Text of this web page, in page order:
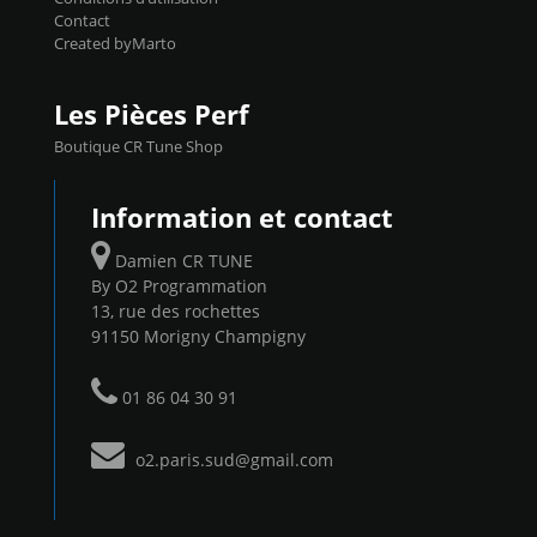
Contact
Created byMarto
Les Pièces Perf
Boutique CR Tune Shop
Information et contact
Damien CR TUNE
By O2 Programmation
13, rue des rochettes
91150 Morigny Champigny
01 86 04 30 91
o2.paris.sud@gmail.com